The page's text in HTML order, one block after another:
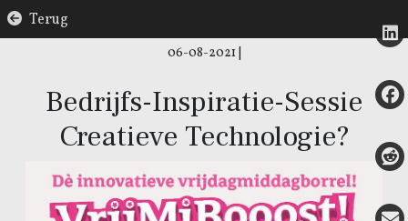
Terug
06-08-2021
Bedrijfs-Inspiratie-Sessie
Creatieve Technologie?